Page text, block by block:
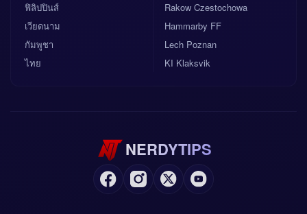
ฟิลิปปินส์
เวียดนาม
กัมพูชา
ไทย
Rakow Czestochowa
Hammarby FF
Lech Poznan
KI Klaksvik
NERDYTIPS